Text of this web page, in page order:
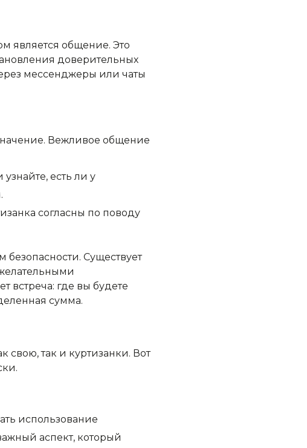
является общение. Это
доверительных
мессенджеры или чаты
Вежливое общение
есть ли у
согласны по поводу
Существует
встреча: где вы будете
сумма.
свою, так и куртизанки. Вот
использование
аспект, который